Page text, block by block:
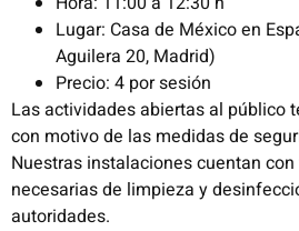
Lugar: Casa de México en
Aguilera 20, Madrid)
Precio: 4 por sesión
Las actividades abiertas al público
con motivo de las medidas de
Nuestras instalaciones cuentan
necesarias de limpieza y
autoridades.